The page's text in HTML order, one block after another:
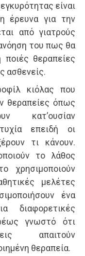
είναι
έρευνα για την
από γιατρούς
του πως θα
ποιές θεραπείες
ασθενείς.
κιόλας που
θεραπείες όπως
κατ’ουσίαν
επειδή οι
τι κάνουν.
το λάθος
χρησιμοποιούν
μελέτες
ένα
διαφορετικές
γνωστό ότι
απαιτούν
θεραπεία.